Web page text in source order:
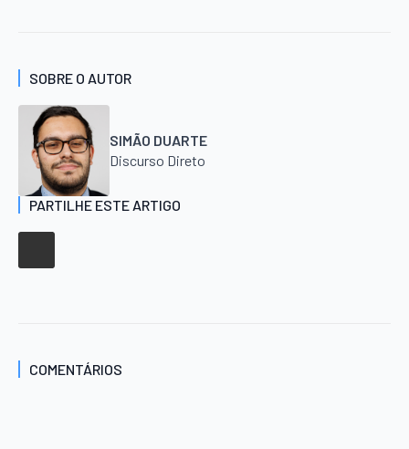
SOBRE O AUTOR
SIMÃO DUARTE
Discurso Direto
PARTILHE ESTE ARTIGO
COMENTÁRIOS